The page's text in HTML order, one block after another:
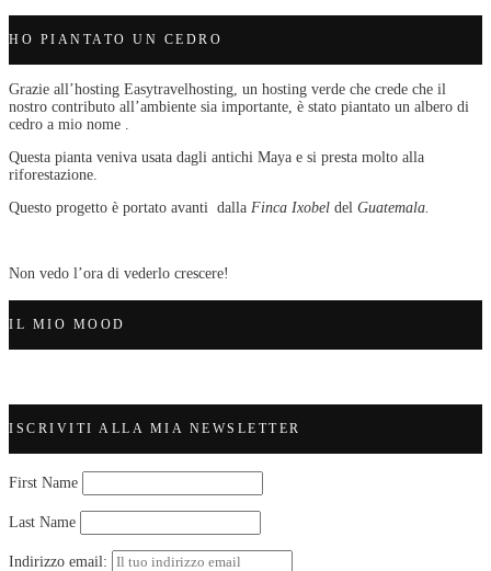
HO PIANTATO UN CEDRO
Grazie all’hosting Easytravelhosting, un hosting verde che crede che il
nostro contributo all’ambiente sia importante, è stato piantato un albero di
cedro a mio nome .
Questa pianta veniva usata dagli antichi Maya e si presta molto alla
riforestazione.
Questo progetto è portato avanti dalla Finca Ixobel del Guatemala.
Non vedo l’ora di vederlo crescere!
IL MIO MOOD
ISCRIVITI ALLA MIA NEWSLETTER
First Name
Last Name
Indirizzo email: